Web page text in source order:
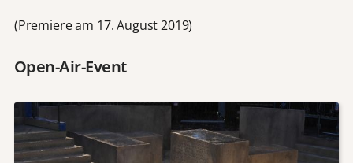
(Premiere am 17. August 2019)
Open-Air-Event